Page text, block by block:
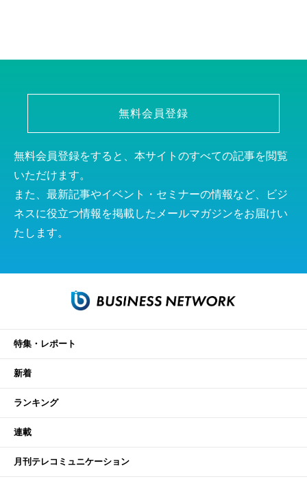
無料会員登録
無料会員登録をすると、本サイトのすべての記事を閲覧
いただけます。
また、最新記事やイベント・セミナーの情報など、ビジ
ネスに役立つ情報を掲載したメールマガジンをお届けい
たします。
特集・レポート
新着
ランキング
連載
月刊テレコミュニケーション